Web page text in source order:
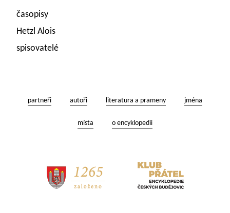
časopisy
Hetzl Alois
spisovatelé
partneři autoři literatura a prameny jména
místa o encyklopedii